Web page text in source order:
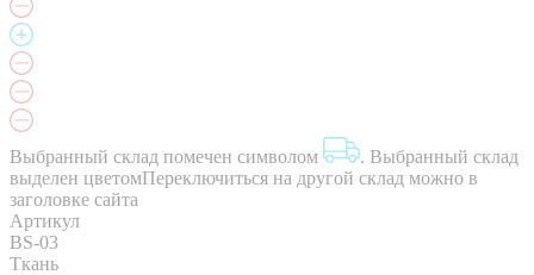
Выбранный склад помечен символом . Выбранный склад
выделен цветомПереключиться на другой склад можно в
заголовке сайта
Артикул
BS-03
Ткань